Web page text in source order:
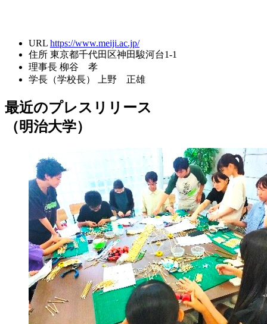
URL https://www.meiji.ac.jp/
住所 東京都千代田区神田駿河台1-1
理事長 柳谷 孝
学長（学校長）
上野 正雄
最近のプレスリリース
（明治大学）